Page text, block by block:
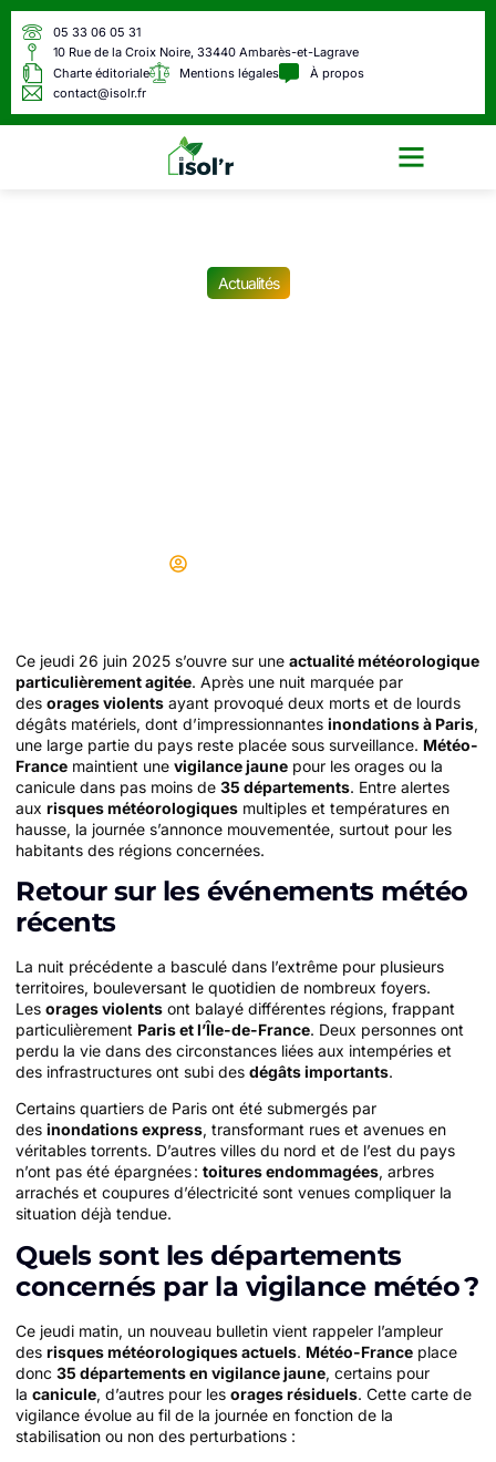
05 33 06 05 31
10 Rue de la Croix Noire, 33440 Ambarès-et-Lagrave
Charte éditoriale
Mentions légales
À propos
contact@isolr.fr
Actualités
Ce jeudi 26 juin 2025 s’ouvre sur une actualité météorologique
particulièrement agitée. Après une nuit marquée par
des orages violents ayant provoqué deux morts et de lourds
dégâts matériels, dont d’impressionnantes inondations à Paris,
une large partie du pays reste placée sous surveillance. Météo-
France maintient une vigilance jaune pour les orages ou la
canicule dans pas moins de 35 départements. Entre alertes
aux risques météorologiques multiples et températures en
hausse, la journée s’annonce mouvementée, surtout pour les
habitants des régions concernées.
Retour sur les événements météo
récents
La nuit précédente a basculé dans l’extrême pour plusieurs
territoires, bouleversant le quotidien de nombreux foyers.
Les orages violents ont balayé différentes régions, frappant
particulièrement Paris et l’Île-de-France. Deux personnes ont
perdu la vie dans des circonstances liées aux intempéries et
des infrastructures ont subi des dégâts importants.
Certains quartiers de Paris ont été submergés par
des inondations express, transformant rues et avenues en
véritables torrents. D’autres villes du nord et de l’est du pays
n’ont pas été épargnées : toitures endommagées, arbres
arrachés et coupures d’électricité sont venues compliquer la
situation déjà tendue.
Quels sont les départements
concernés par la vigilance météo ?
Ce jeudi matin, un nouveau bulletin vient rappeler l’ampleur
des risques météorologiques actuels. Météo-France place
donc 35 départements en vigilance jaune, certains pour
la canicule, d’autres pour les orages résiduels. Cette carte de
vigilance évolue au fil de la journée en fonction de la
stabilisation ou non des perturbations :